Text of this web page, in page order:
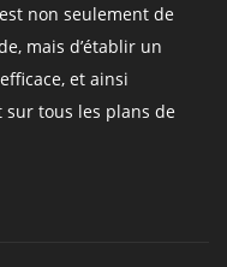
non seulement de
mais d’établir un
et ainsi
tous les plans de